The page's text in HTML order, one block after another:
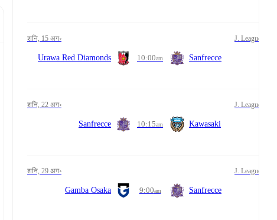
शनि, 15 अग॰ J. League
Urawa Red Diamonds 10:00am Sanfrecce
शनि, 22 अग॰ J. League
Sanfrecce 10:15am Kawasaki
शनि, 29 अग॰ J. League
Gamba Osaka 9:00am Sanfrecce